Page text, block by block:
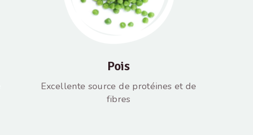
Pois
Excellente source de protéines et de
fibres